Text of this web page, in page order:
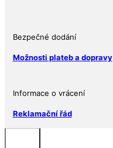
Proof
množství
Bezpečné dodání
Možnosti plateb a dopravy
Informace o vrácení
Reklamační řád